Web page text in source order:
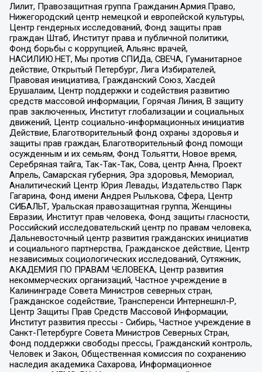
Лилит, Правозащитная группа Гражданин.Армия.Право,
Нижегородский центр немецкой и европейской культуры,
Центр гендерных исследований, Фонд защиты прав
граждан Штаб, Институт права и публичной политики,
Фонд борьбы с коррупцией, Альянс врачей,
НАСИЛИЮ.НЕТ, Мы против СПИДа, СВЕЧА, Гуманитарное
действие, Открытый Петербург, Лига Избирателей,
Правовая инициатива, Гражданский Союз, Хасдей
Ерушалаим, Центр поддержки и содействия развитию
средств массовой информации, Горячая Линия, В защиту
прав заключенных, Институт глобализации и социальных
движений, Центр социально-информационных инициатив
Действие, Благотворительный фонд охраны здоровья и
защиты прав граждан, Благотворительный фонд помощи
осужденным и их семьям, Фонд Тольятти, Новое время,
Серебряная тайга, Так-Так-Так, Сова, центр Анна, Проект
Апрель, Самарская губерния, Эра здоровья, Мемориал,
Аналитический Центр Юрия Левады, Издательство Парк
Гагарина, Фонд имени Андрея Рылькова, Сфера, Центр
СИБАЛЬТ, Уральская правозащитная группа, Женщины
Евразии, Институт прав человека, Фонд защиты гласности,
Российский исследовательский центр по правам человека,
Дальневосточный центр развития гражданских инициатив
и социального партнерства, Гражданское действие, Центр
независимых социологических исследований, Сутяжник,
АКАДЕМИЯ ПО ПРАВАМ ЧЕЛОВЕКА, Центр развития
некоммерческих организаций, Частное учреждение в
Калининграде Совета Министров северных стран,
Гражданское содействие, Трансперенси Интернешнл-Р,
Центр Защиты Прав Средств Массовой Информации,
Институт развития прессы - Сибирь, Частное учреждение в
Санкт-Петербурге Совета Министров Северных Стран,
Фонд поддержки свободы прессы, Гражданский контроль,
Человек и Закон, Общественная комиссия по сохранению
наследия академика Сахарова, Информационное